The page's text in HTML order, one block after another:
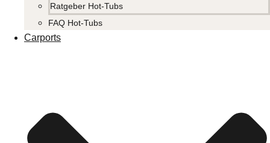
Ratgeber Hot-Tubs
FAQ Hot-Tubs
Carports